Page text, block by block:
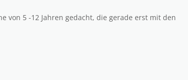
von 5 -12 Jahren gedacht, die gerade erst mit den